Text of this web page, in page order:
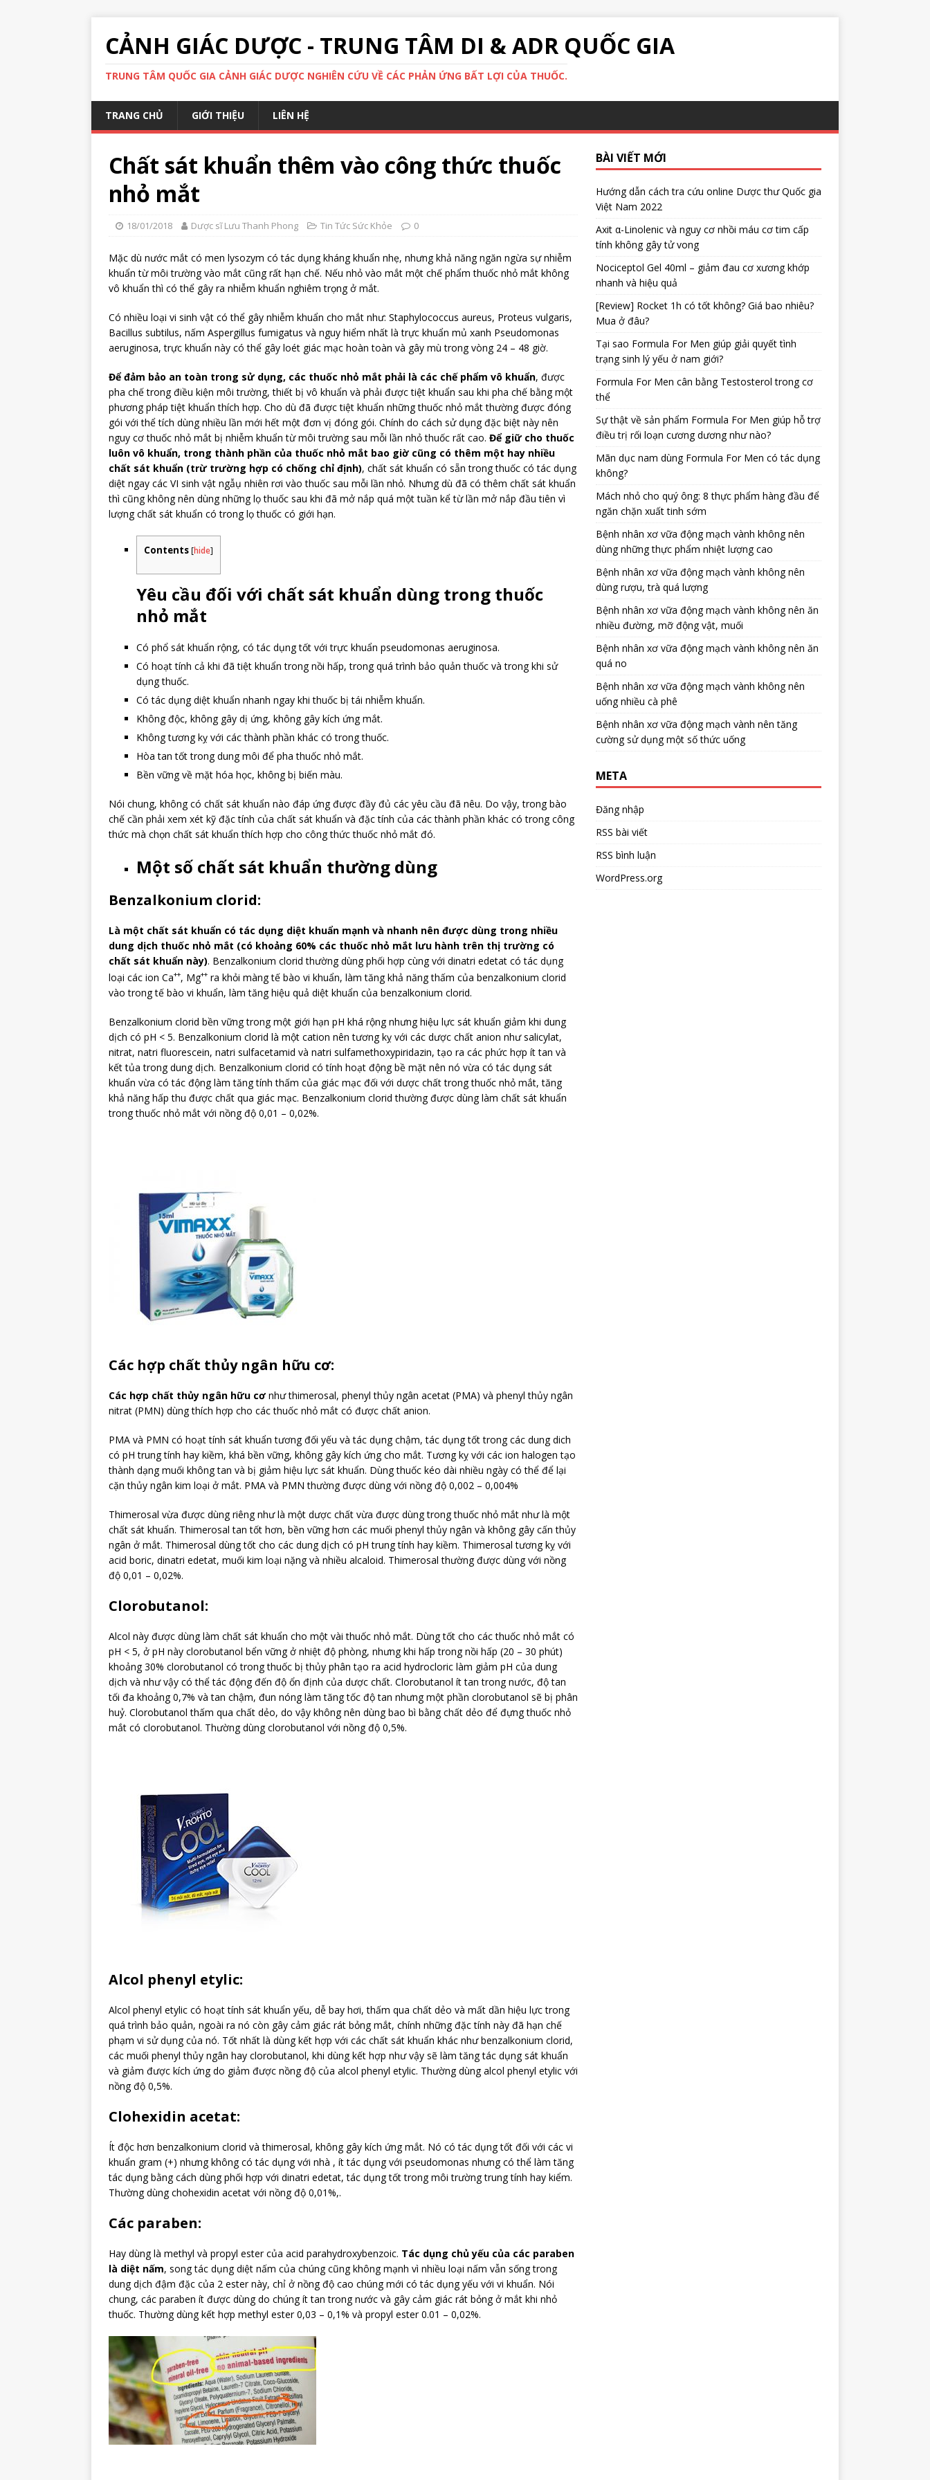
CẢNH GIÁC DƯỢC - TRUNG TÂM DI & ADR QUỐC GIA
TRUNG TÂM QUỐC GIA CẢNH GIÁC DƯỢC NGHIÊN CỨU VỀ CÁC PHẢN ỨNG BẤT LỢI CỦA THUỐC.
TRANG CHỦ GIỚI THIỆU LIÊN HỆ
Chất sát khuẩn thêm vào công thức thuốc
nhỏ mắt
18/01/2018 Dược sĩ Lưu Thanh Phong Tin Tức Sức Khỏe 0
Mặc dù nước mắt có men lysozym có tác dụng kháng khuẩn nhẹ, nhưng khả năng ngăn ngừa sự nhiễm
khuẩn từ môi trường vào mắt cũng rất hạn chế. Nếu nhỏ vào mắt một chế phẩm thuốc nhỏ mắt không
vô khuẩn thì có thể gây ra nhiễm khuẩn nghiêm trọng ở mắt.
Có nhiều loại vi sinh vật có thể gây nhiễm khuẩn cho mắt như: Staphylococcus aureus, Proteus vulgaris,
Bacillus subtilus, nấm Aspergillus fumigatus và nguy hiểm nhất là trực khuẩn mủ xanh Pseudomonas
aeruginosa, trực khuẩn này có thể gây loét giác mạc hoàn toàn và gây mù trong vòng 24 – 48 giờ.
Để đảm bảo an toàn trong sử dụng, các thuốc nhỏ mắt phải là các chế phẩm vô khuẩn, được
pha chế trong điều kiện môi trường, thiết bị vô khuẩn và phải được tiệt khuẩn sau khi pha chế bằng một
phương pháp tiệt khuẩn thích hợp. Cho dù đã được tiệt khuẩn những thuốc nhỏ mắt thường được đóng
gói với thể tích dùng nhiều lần mới hết một đơn vị đóng gói. Chính do cách sử dụng đặc biệt này nên
nguy cơ thuốc nhỏ mắt bị nhiễm khuẩn từ môi trường sau mỗi lần nhỏ thuốc rất cao. Để giữ cho thuốc
luôn vô khuẩn, trong thành phần của thuốc nhỏ mắt bao giờ cũng có thêm một hay nhiều
chất sát khuẩn (trừ trường hợp có chống chỉ định), chất sát khuẩn có sẵn trong thuốc có tác dụng
diệt ngay các VI sinh vật ngẫụ nhiên rơi vào thuốc sau mỗi lần nhỏ. Nhưng dù đã có thêm chất sát khuẩn
thì cũng không nên dùng những lọ thuốc sau khi đã mở nắp quá một tuần kể từ lần mở nắp đầu tiên vì
lượng chất sát khuẩn có trong lọ thuốc có giới hạn.
Contents [hide]
Yêu cầu đối với chất sát khuẩn dùng trong thuốc
nhỏ mắt
Có phổ sát khuẩn rộng, có tác dụng tốt với trực khuẩn pseudomonas aeruginosa.
Có hoạt tính cả khi đã tiệt khuẩn trong nồi hấp, trong quá trình bảo quản thuốc và trong khi sử
dụng thuốc.
Có tác dụng diệt khuẩn nhanh ngay khi thuốc bị tái nhiễm khuẩn.
Không độc, không gây dị ứng, không gây kích ứng mắt.
Không tương kỵ với các thành phần khác có trong thuốc.
Hòa tan tốt trong dung môi để pha thuốc nhỏ mắt.
Bền vững về mặt hóa học, không bị biến màu.
Nói chung, không có chất sát khuẩn nào đáp ứng được đầy đủ các yêu cầu đã nêu. Do vậy, trong bào
chế cần phải xem xét kỹ đặc tính của chất sát khuẩn và đặc tính của các thành phần khác có trong công
thức mà chọn chất sát khuẩn thích hợp cho công thức thuốc nhỏ mắt đó.
Một số chất sát khuẩn thường dùng
Benzalkonium clorid:
Là một chất sát khuẩn có tác dụng diệt khuẩn mạnh và nhanh nên được dùng trong nhiều
dung dịch thuốc nhỏ mắt (có khoảng 60% các thuốc nhỏ mắt lưu hành trên thị trường có
chất sát khuẩn này). Benzalkonium clorid thường dùng phối hợp cùng với dinatri edetat có tác dụng
loại các ion Ca++, Mg++ ra khỏi màng tế bào vi khuẩn, làm tăng khả năng thấm của benzalkonium clorid
vào trong tế bào vi khuẩn, làm tăng hiệu quả diệt khuẩn của benzalkonium clorid.
Benzalkonium clorid bền vững trong một giới hạn pH khá rộng nhưng hiệu lực sát khuẩn giảm khi dung
dịch có pH < 5. Benzalkonium clorid là một cation nên tương kỵ với các dược chất anion như salicylat,
nitrat, natri fluorescein, natri sulfacetamid và natri sulfamethoxypiridazin, tạo ra các phức hợp ít tan và
kết tủa trong dung dịch. Benzalkonium clorid có tính hoạt động bề mặt nên nó vừa có tác dụng sát
khuẩn vừa có tác động làm tăng tính thấm của giác mạc đối với dược chất trong thuốc nhỏ mắt, tăng
khả năng hấp thu được chất qua giác mạc. Benzalkonium clorid thường được dùng làm chất sát khuẩn
trong thuốc nhỏ mắt với nồng độ 0,01 – 0,02%.
Các hợp chất thủy ngân hữu cơ:
Các hợp chất thủy ngân hữu cơ như thimerosal, phenyl thủy ngân acetat (PMA) và phenyl thủy ngân
nitrat (PMN) dùng thích hợp cho các thuốc nhỏ mắt có được chất anion.
PMA và PMN có hoạt tính sát khuẩn tương đối yếu và tác dụng chậm, tác dụng tốt trong các dung dich
có pH trung tính hay kiềm, khá bền vững, không gây kích ứng cho mắt. Tương kỵ với các ion halogen tạo
thành dạng muối không tan và bị giảm hiệu lực sát khuẩn. Dùng thuốc kéo dài nhiều ngày có thể để lại
cặn thủy ngân kim loại ở mắt. PMA và PMN thường được dùng với nồng độ 0,002 – 0,004%
Thimerosal vừa được dùng riêng như là một dược chất vừa được dùng trong thuốc nhỏ mắt như là một
chất sát khuẩn. Thimerosal tan tốt hơn, bền vững hơn các muối phenyl thủy ngân và không gây cấn thủy
ngân ở mắt. Thimerosal dùng tốt cho các dung dịch có pH trung tính hay kiềm. Thimerosal tương kỵ với
acid boric, dinatri edetat, muối kim loại nặng và nhiều alcaloid. Thimerosal thường được dùng với nồng
độ 0,01 – 0,02%.
Clorobutanol:
Alcol này được dùng làm chất sát khuẩn cho một vài thuốc nhỏ mắt. Dùng tốt cho các thuốc nhỏ mắt có
pH < 5, ở pH này clorobutanol bển vững ở nhiệt độ phòng, nhưng khi hấp trong nồi hấp (20 – 30 phút)
khoảng 30% clorobutanol có trong thuốc bị thủy phân tạo ra acid hydrocloric làm giảm pH của dung
dịch và như vậy có thể tác động đến độ ổn định của dược chất. Clorobutanol ít tan trong nước, độ tan
tối đa khoảng 0,7% và tan chậm, đun nóng làm tăng tốc độ tan nhưng một phần clorobutanol sẽ bị phân
huỷ. Clorobutanol thấm qua chất dẻo, do vậy không nên dùng bao bì bằng chất dẻo để đựng thuốc nhỏ
mắt có clorobutanol. Thường dùng clorobutanol với nồng độ 0,5%.
Alcol phenyl etylic:
Alcol phenyl etylic có hoạt tính sát khuẩn yếu, dễ bay hơi, thấm qua chất dẻo và mất dần hiệu lực trong
quá trình bảo quản, ngoài ra nó còn gây cảm giác rát bỏng mắt, chính những đặc tính này đã hạn chế
phạm vi sử dụng của nó. Tốt nhất là dùng kết hợp với các chất sát khuẩn khác như benzalkonium clorid,
các muối phenyl thủy ngân hay clorobutanol, khi dùng kết hợp như vậy sẽ làm tăng tác dụng sát khuẩn
và giảm được kích ứng do giảm được nồng độ của alcol phenyl etylic. Thường dùng alcol phenyl etylic với
nồng độ 0,5%.
Clohexidin acetat:
Ít độc hơn benzalkonium clorid và thimerosal, không gây kích ứng mắt. Nó có tác dụng tốt đối với các vi
khuẩn gram (+) nhưng không có tác dụng với nhà , ít tác dụng với pseudomonas nhưng có thể làm tăng
tác dụng bằng cách dùng phối hợp với dinatri edetat, tác dụng tốt trong môi trường trung tính hay kiểm.
Thường dùng chohexidin acetat với nồng độ 0,01%,.
Các paraben:
Hay dùng là methyl và propyl ester của acid parahydroxybenzoic. Tác dụng chủ yếu của các paraben
là diệt nấm, song tác dụng diệt nấm của chúng cũng không mạnh vì nhiều loại nấm vẫn sống trong
dung dịch đậm đặc của 2 ester này, chỉ ở nồng độ cao chúng mới có tác dụng yếu với vi khuẩn. Nói
chung, các paraben ít được dùng do chúng ít tan trong nước và gây cảm giác rát bỏng ở mắt khi nhỏ
thuốc. Thường dùng kết hợp methyl ester 0,03 – 0,1% và propyl ester 0.01 – 0,02%.
BÀI VIẾT MỚI
Hướng dẫn cách tra cứu online Dược thư Quốc gia
Việt Nam 2022
Axit α-Linolenic và nguy cơ nhồi máu cơ tim cấp
tính không gây tử vong
Nociceptol Gel 40ml – giảm đau cơ xương khớp
nhanh và hiệu quả
[Review] Rocket 1h có tốt không? Giá bao nhiêu?
Mua ở đâu?
Tại sao Formula For Men giúp giải quyết tình
trạng sinh lý yếu ở nam giới?
Formula For Men cân bằng Testosterol trong cơ
thể
Sự thật về sản phẩm Formula For Men giúp hỗ trợ
điều trị rối loạn cương dương như nào?
Mãn dục nam dùng Formula For Men có tác dụng
không?
Mách nhỏ cho quý ông: 8 thực phẩm hàng đầu để
ngăn chặn xuất tinh sớm
Bệnh nhân xơ vữa động mạch vành không nên
dùng những thực phẩm nhiệt lượng cao
Bệnh nhân xơ vữa động mạch vành không nên
dùng rượu, trà quá lượng
Bệnh nhân xơ vữa động mạch vành không nên ăn
nhiều đường, mỡ động vật, muối
Bệnh nhân xơ vữa động mạch vành không nên ăn
quá no
Bệnh nhân xơ vữa động mạch vành không nên
uống nhiều cà phê
Bệnh nhân xơ vữa động mạch vành nên tăng
cường sử dụng một số thức uống
META
Đăng nhập
RSS bài viết
RSS bình luận
WordPress.org